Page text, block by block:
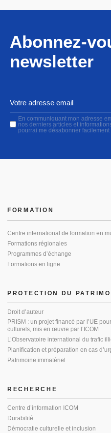
Abonnez-
newsletter
En communiquant mon adresse
nos derniers articles et
pourrai me désabonner facilement
PROTECTION DU
Droit d’auteur
PRISM : un projet financé par l’UE
culturels, mis en œuvre par l’ICOM
L’Observatoire international du trafic
Planification et préparation en cas
Patrimoine immatériel
FORMATION
Centre international de formation en
Formations régionales
Programmes d’échange
Formations en ligne
RECHERCHE
Centre d’information ICOM
Durabilité
Démocratie culturelle et inclusion